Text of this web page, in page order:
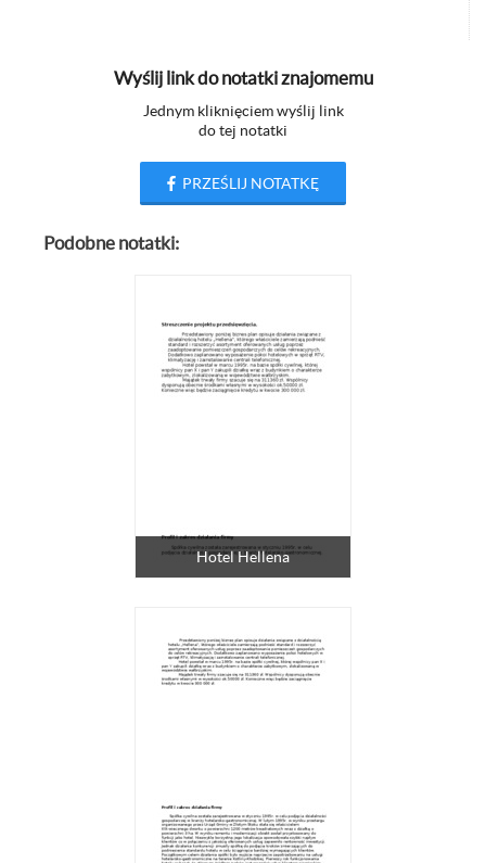
Wyślij link do notatki znajomemu
Jednym kliknięciem wyślij link
do tej notatki
PRZEŚLIJ NOTATKĘ
Podobne notatki:
Hotel Hellena